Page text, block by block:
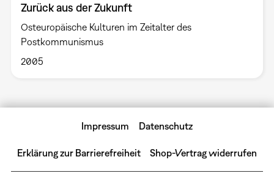
Zurück aus der Zukunft
Osteuropäische Kulturen im Zeitalter des
Postkommunismus
2005
Impressum Datenschutz
Erklärung zur Barrierefreiheit Shop-Vertrag widerrufen